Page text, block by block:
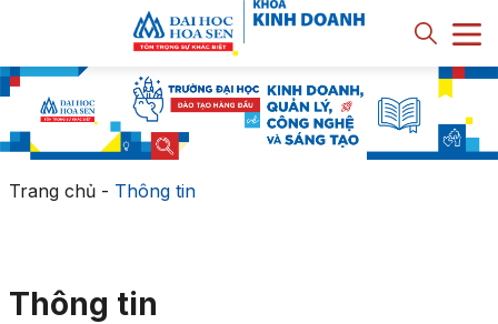
Trang chủ- Thông tin
Thông tin